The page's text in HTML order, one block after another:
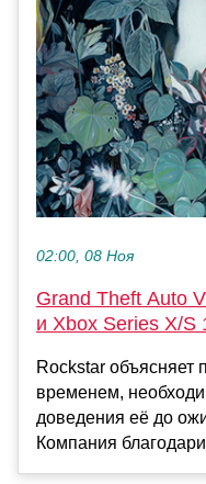
02:00, 08 Ноя
Grand Theft Auto
и Xbox Series X/S
Rockstar объясняет
временем,
доведения её до
Компания